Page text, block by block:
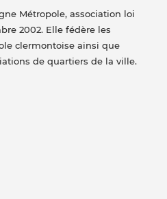
Métropole, association loi
2002. Elle fédère les
clermontoise ainsi que
de quartiers de la ville.